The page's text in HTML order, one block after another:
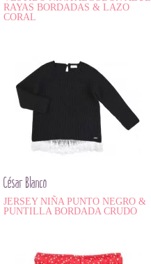
RAYAS BORDADAS & LAZO
CORAL
César Blanco
JERSEY NIÑA PUNTO NEGRO &
PUNTILLA BORDADA CRUDO